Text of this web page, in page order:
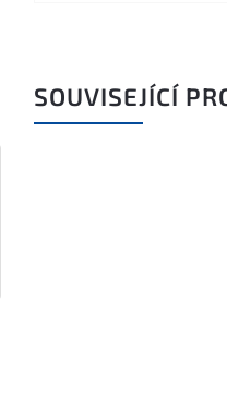
SOUVISEJÍCÍ